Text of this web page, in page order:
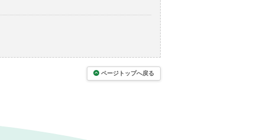
ページトップへ戻る